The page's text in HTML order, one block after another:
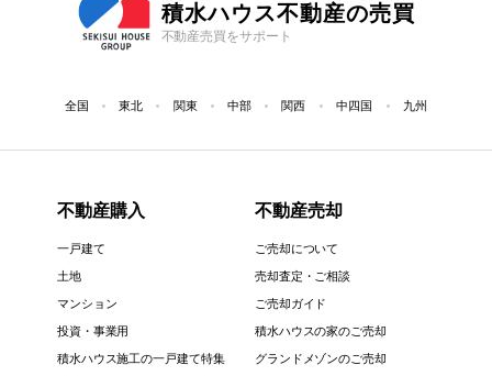
積水ハウス不動産の売買
不動産売買をサポート
全国 東北 関東 中部 関西 中四国 九州
不動産購入
一戸建て
土地
マンション
投資・事業用
積水ハウス施工の一戸建て特集
不動産売却
ご売却について
売却査定・ご相談
ご売却ガイド
積水ハウスの家のご売却
グランドメゾンのご売却